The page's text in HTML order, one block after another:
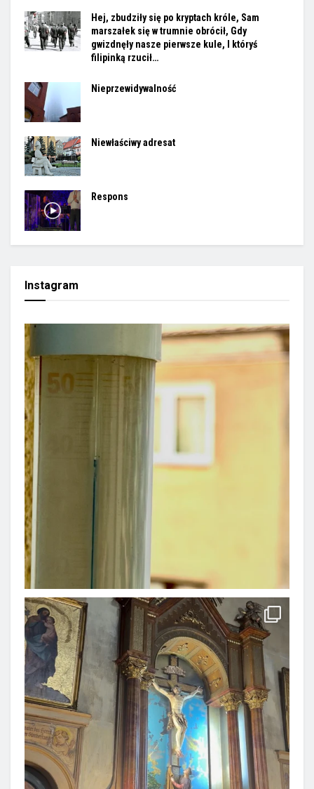
Hej, zbudziły się po kryptach króle, Sam
marszałek się w trumnie obrócił, Gdy
gwizdnęły nasze pierwsze kule, I któryś
filipinką rzucił…
Nieprzewidywalność
Niewłaściwy adresat
Respons
Instagram